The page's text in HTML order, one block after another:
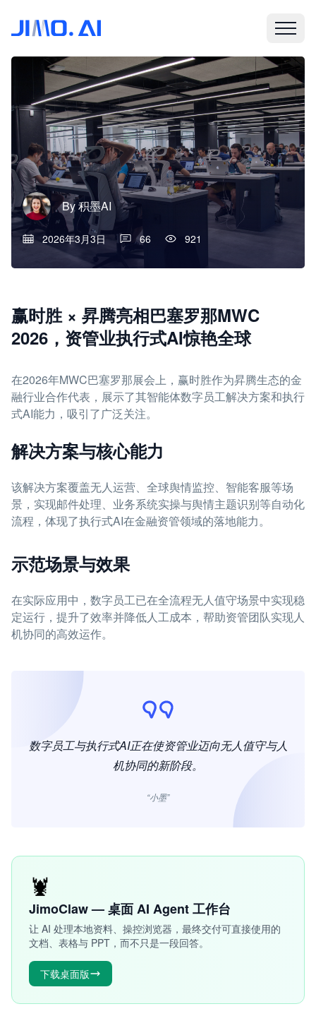
By积墨AI
2026年3月3日 66 921
赢时胜 × 昇腾亮相巴塞罗那MWC
2026，资管业执行式AI惊艳全球
在2026年MWC巴塞罗那展会上，赢时胜作为昇腾生态的金
融行业合作代表，展示了其智能体数字员工解决方案和执行
式AI能力，吸引了广泛关注。
解决方案与核心能力
该解决方案覆盖无人运营、全球舆情监控、智能客服等场
景，实现邮件处理、业务系统实操与舆情主题识别等自动化
流程，体现了执行式AI在金融资管领域的落地能力。
示范场景与效果
在实际应用中，数字员工已在全流程无人值守场景中实现稳
定运行，提升了效率并降低人工成本，帮助资管团队实现人
机协同的高效运作。
数字员工与执行式AI正在使资管业迈向无人值守与人
机协同的新阶段。
“小墨”
🦞
JimoClaw — 桌面 AI Agent 工作台
让 AI 处理本地资料、操控浏览器，最终交付可直接使用的
文档、表格与 PPT，而不只是一段回答。
下载桌面版